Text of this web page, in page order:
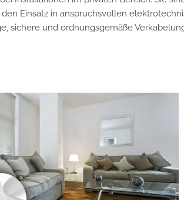
Einsatz in anspruchsvollen
sichere und ordnungsgemäße